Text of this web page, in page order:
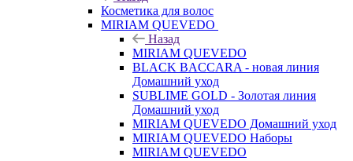
Косметика для волос
MIRIAM QUEVEDO
Назад
MIRIAM QUEVEDO
BLACK BACCARA - новая линия
Домашний уход
SUBLIME GOLD - Золотая линия
Домашний уход
MIRIAM QUEVEDO Домашний уход
MIRIAM QUEVEDO Наборы
MIRIAM QUEVEDO